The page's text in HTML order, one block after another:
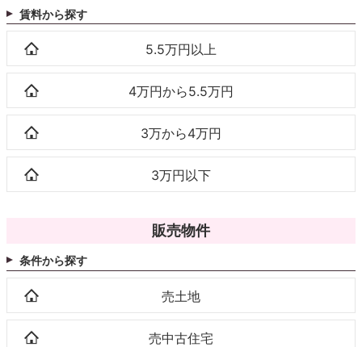
賃料から探す
5.5万円以上
4万円から5.5万円
3万から4万円
3万円以下
販売物件
条件から探す
売土地
売中古住宅